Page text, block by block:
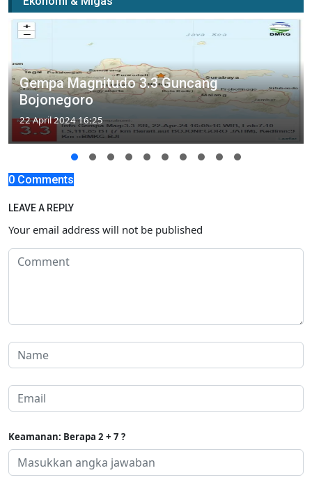
Gempa Magnitudo 3.3 Guncang
Bojonegoro
22 April 2024 16:25
0 Comments
LEAVE A REPLY
Your email address will not be published
Keamanan: Berapa 2 + 7 ?